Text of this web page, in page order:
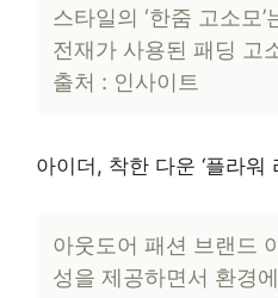
스타일의 ‘한줌 고소모
전재가 사용된 패딩 고
출처 : 인사이트
아이더, 착한 다운 ‘플라워
아웃도어 패션 브랜드
성을 제공하면서 환경